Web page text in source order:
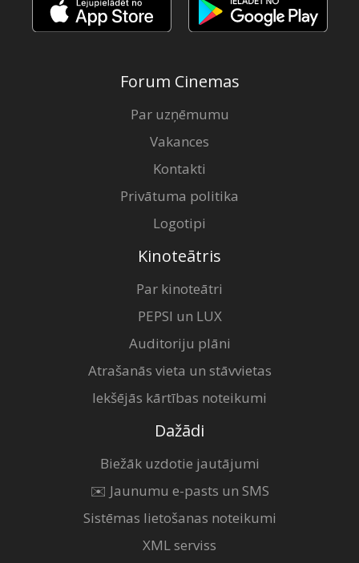
Kino
Klubs
Forum Cinemas
Par uzņēmumu
Vakances
Kontakti
Privātuma politika
Logotipi
Kinoteātris
Par kinoteātri
PEPSI un LUX
Auditoriju plāni
Atrašanās vieta un stāvvietas
Iekšējās kārtības noteikumi
Dažādi
Biežāk uzdotie jautājumi
✉️ Jaunumu e-pasts un SMS
Sistēmas lietošanas noteikumi
XML serviss